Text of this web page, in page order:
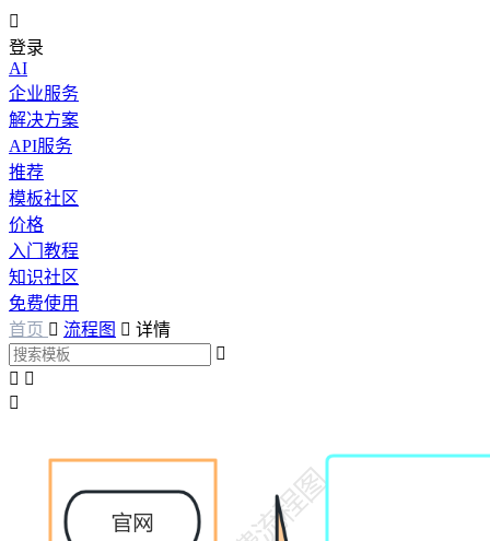

登录
AI
企业服务
解决方案
API服务
推荐
模板社区
价格
入门教程
知识社区
免费使用
首页  流程图  详情

 
